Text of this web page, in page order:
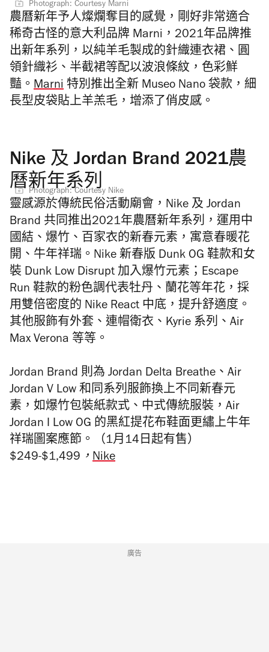
Photograph: Courtesy Marni
農曆新年予人燦爛奪目的感覺，剛好非常適合
稀奇古怪的意大利品牌 Marni，2021年品牌推
出新年系列，以純羊毛製成的針織連衣裙、圓
領針織衫、半截裙等配以波浪條紋，色彩鮮
豔。 Marni 特別推出全新 Museo Nano 袋款，細
長型皮袋貼上羊羔毛，增添了俏皮感。
Nike 及 Jordan Brand 2021農
曆新年系列
Photograph: Courtesy Nike
靈感源於傳統民俗活動廟會， Nike 及 Jordan
Brand 共同推出2021年農曆新年系列，運用中
國結、 爆竹 、百家衣的新春元素，寓意春暖花
開、牛年祥瑞。Nike 新春版 Dunk OG 鞋款和女
裝 Dunk Low Disrupt 加入爆竹元素； Escape
Run 鞋款的粉色調代表牡丹、蘭花等年花，採
用雙倍密度的 Nike React 中底，提升舒適度。
其他服飾有外套、連帽衛衣、Kyrie 系列、Air
Max Verona 等等。
Jordan Brand 則為 Jordan Delta Breathe、Air
Jordan V Low 和同系列服飾換上不同新春元
素，如爆竹包裝紙款式、中式傳統服裝，Air
Jordan I Low OG 的黑紅提花布鞋面更繡上牛年
祥瑞圖案應節。（1月14日起有售）
$249-$1,499， Nike
廣告